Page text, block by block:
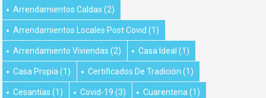
Arrendamientos Caldas (2)
Arrendamientos Locales Post Covid (1)
Arrendamiento Viviendas (2) Casa Ideal (1)
Casa Propia(1) Certificados De Tradición (1)
Cesantías (1) Covid-19 (3) Cuarentena(1)